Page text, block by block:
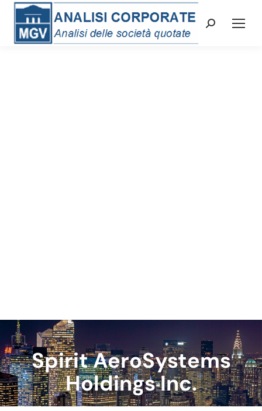
Cerca:
Spirit AeroSystems
Holdings Inc.
Tu sei qui: